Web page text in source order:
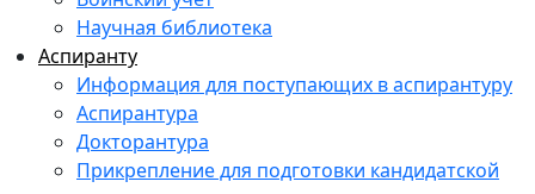
Научная библиотека
Аспиранту
Информация для поступающих в аспирантуру
Аспирантура
Докторантура
Прикрепление для подготовки кандидатской